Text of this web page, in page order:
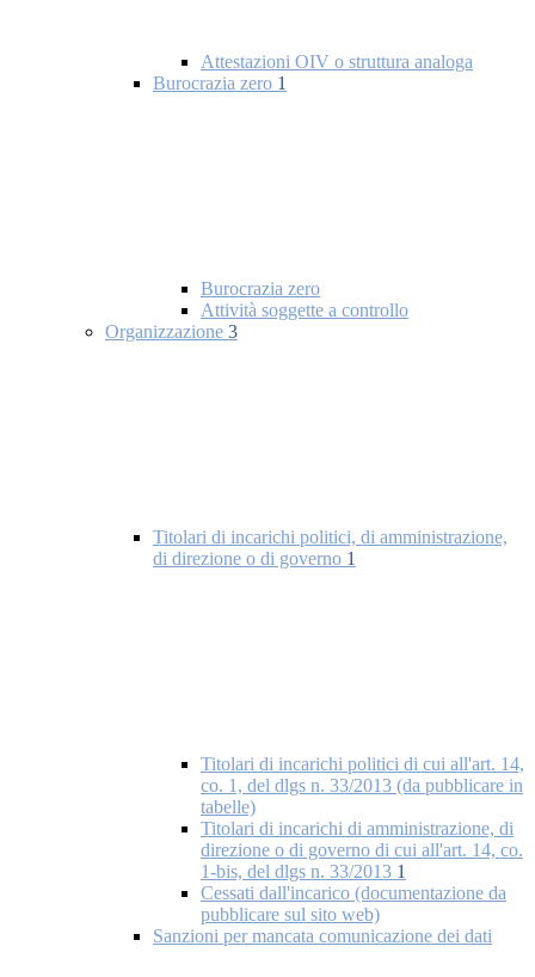
Attestazioni OIV o struttura analoga
Burocrazia zero 1
Burocrazia zero
Attività soggette a controllo
Organizzazione 3
Titolari di incarichi politici, di amministrazione,
di direzione o di governo 1
Titolari di incarichi politici di cui all'art. 14,
co. 1, del dlgs n. 33/2013 (da pubblicare in
tabelle)
Titolari di incarichi di amministrazione, di
direzione o di governo di cui all'art. 14, co.
1-bis, del dlgs n. 33/2013 1
Cessati dall'incarico (documentazione da
pubblicare sul sito web)
Sanzioni per mancata comunicazione dei dati